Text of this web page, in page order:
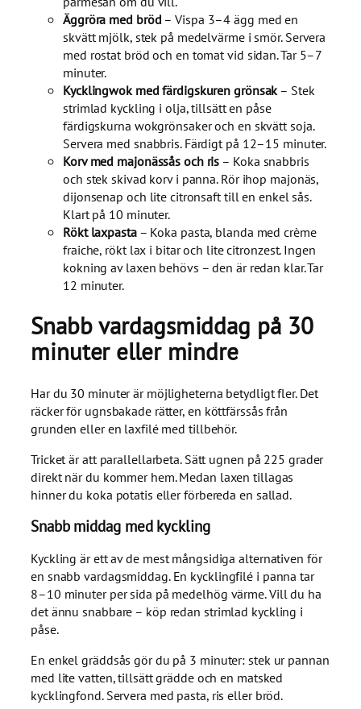
Äggröra med bröd– Vispa 3–4 ägg med en
skvätt mjölk, stek på medelvärme i smör. Servera
med rostat bröd och en tomat vid sidan. Tar 5–7
minuter.
Kycklingwok med färdigskuren grönsak– Stek
strimlad kyckling i olja, tillsätt en påse
färdigskurna wokgrönsaker och en skvätt soja.
Servera med snabbris. Färdigt på 12–15 minuter.
Korv med majonässås och ris– Koka snabbris
och stek skivad korv i panna. Rör ihop majonäs,
dijonsenap och lite citronsaft till en enkel sås.
Klart på 10 minuter.
Rökt laxpasta– Koka pasta, blanda med crème
fraiche, rökt lax i bitar och lite citronzest. Ingen
kokning av laxen behövs – den är redan klar. Tar
12 minuter.
Snabb vardagsmiddag på 30
minuter eller mindre
Har du 30 minuter är möjligheterna betydligt fler. Det
räcker för ugnsbakade rätter, en köttfärssås från
grunden eller en laxfilé med tillbehör.
Tricket är att parallellarbeta. Sätt ugnen på 225 grader
direkt när du kommer hem. Medan laxen tillagas
hinner du koka potatis eller förbereda en sallad.
Snabb middag med kyckling
Kyckling är ett av de mest mångsidiga alternativen för
en snabb vardagsmiddag. En kycklingfilé i panna tar
8–10 minuter per sida på medelhög värme. Vill du ha
det ännu snabbare – köp redan strimlad kyckling i
påse.
En enkel gräddsås gör du på 3 minuter: stek ur pannan
med lite vatten, tillsätt grädde och en matsked
kycklingfond. Servera med pasta, ris eller bröd.